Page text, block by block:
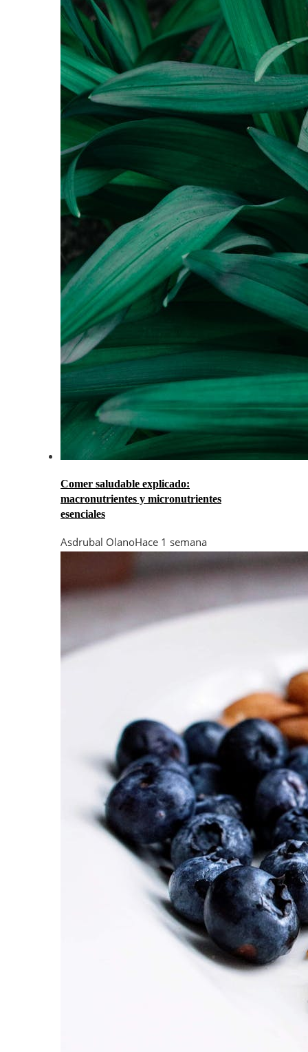
Comer saludable explicado:
macronutrientes y micronutrientes
esenciales
Asdrubal OlanoHace 1 semana